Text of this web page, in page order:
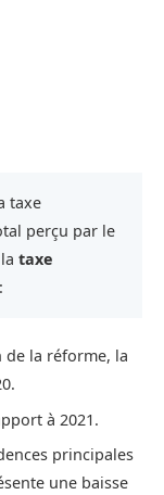
taxe
perçu par le
taxe
de la réforme, la
à 2021.
principales
une baisse